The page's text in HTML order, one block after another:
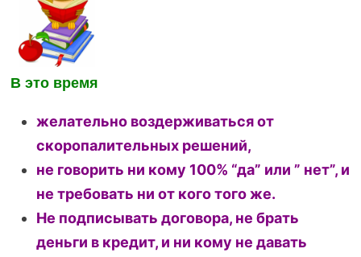
В это время
желательно воздерживаться от
скоропалительных решений,
не говорить ни кому 100% “да” или ” нет”, и
не требовать ни от кого того же.
Не подписывать договора, не брать
деньги в кредит, и ни кому не давать